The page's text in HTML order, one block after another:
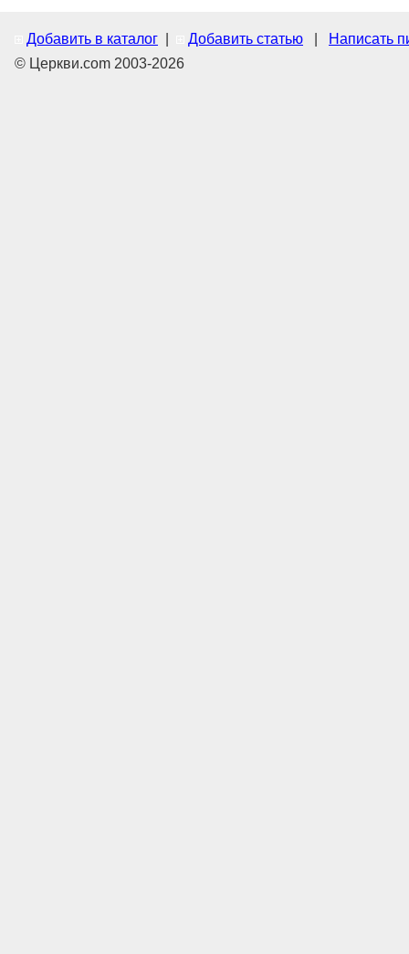
Добавить в каталог Добавить статью
Написать
© Церкви.com 2003-2026